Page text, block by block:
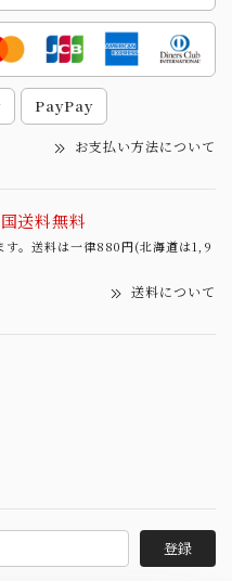
PayPay
お支払い方法について
送料無料
す。送料は一律880円(北海道は1,9
送料について
登録